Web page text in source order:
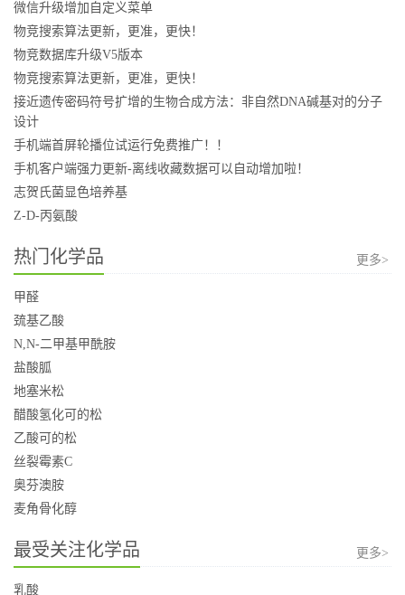
微信升级增加自定义菜单
物竞搜索算法更新，更准，更快！
物竞数据库升级V5版本
物竞搜索算法更新，更准，更快！
接近遗传密码符号扩增的生物合成方法：非自然DNA碱基对的分子
设计
手机端首屏轮播位试运行免费推广！！
手机客户端强力更新-离线收藏数据可以自动增加啦！
志贺氏菌显色培养基
Z-D-丙氨酸
热门化学品 更多>
甲醛
巯基乙酸
N,N-二甲基甲酰胺
盐酸胍
地塞米松
醋酸氢化可的松
乙酸可的松
丝裂霉素C
奥芬澳胺
麦角骨化醇
最受关注化学品 更多>
乳酸